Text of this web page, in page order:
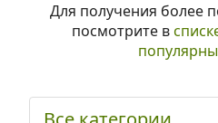
Для получения более
посмотрите в